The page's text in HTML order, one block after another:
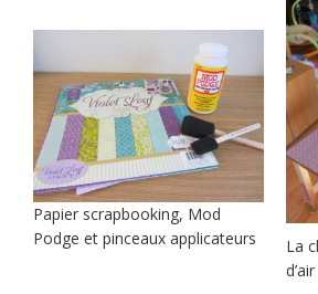
Papier scrapbooking, Mod
Podge et pinceaux applicateurs
La